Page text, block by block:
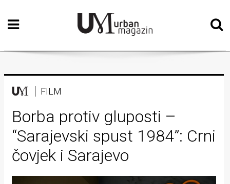
Početna
Vizualne
Teatar
Književnost
Muzika
Film
Intervju
FILM
Borba protiv gluposti –
“Sarajevski spust 1984”: Crni
čovjek i Sarajevo